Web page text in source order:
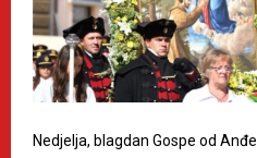
Nedjelja, blagdan Gospe od